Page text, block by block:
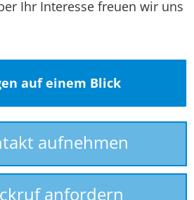
Ihr Interesse freuen wir uns
auf einem Blick
aufnehmen
anfordern